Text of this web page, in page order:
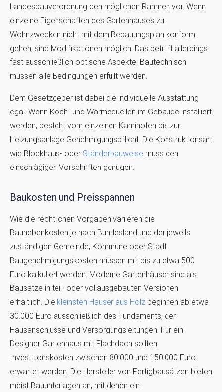
Landesbauverordnung den möglichen Rahmen vor. Wenn
einzelne Eigenschaften des Gartenhauses zu
Wohnzwecken nicht mit dem Bebauungsplan konform
gehen, sind Modifikationen möglich. Das betrifft allerdings
fast ausschließlich optische Aspekte. Bautechnisch
müssen alle Bedingungen erfüllt werden.
Dem Gesetzgeber ist dabei die individuelle Ausstattung
egal. Wenn Koch- und Wärmequellen im Gebäude installiert
werden, besteht vom einzelnen Kaminofen bis zur
Heizungsanlage Genehmigungspflicht. Die Konstruktionsart
wie Blockhaus- oder Ständerbauweise muss den
einschlägigen Vorschriften genügen.
Baukosten und Preisspannen
Wie die rechtlichen Vorgaben variieren die
Baunebenkosten je nach Bundesland und der jeweils
zuständigen Gemeinde, Kommune oder Stadt.
Baugenehmigungskosten müssen mit bis zu etwa 500
Euro kalkuliert werden. Moderne Gartenhäuser sind als
Bausätze in teil- oder vollausgebauten Versionen
erhältlich. Die kleinsten Häuser aus Holz beginnen ab etwa
30.000 Euro ausschließlich des Fundaments, der
Hausanschlüsse und Versorgungsleitungen. Für ein
Designer Gartenhaus mit Flachdach sollten
Investitionskosten zwischen 80.000 und 150.000 Euro
erwartet werden. Die Hersteller von Fertigbausätzen bieten
meist Bauunterlagen an, mit denen ein